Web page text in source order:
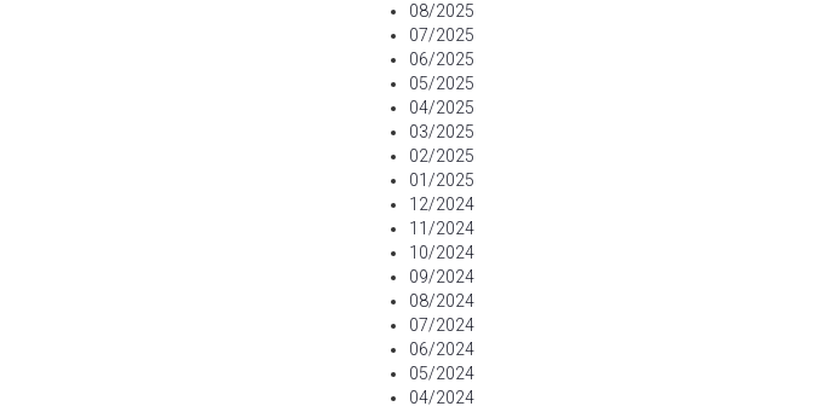
08/2025
07/2025
06/2025
05/2025
04/2025
03/2025
02/2025
01/2025
12/2024
11/2024
10/2024
09/2024
08/2024
07/2024
06/2024
05/2024
04/2024